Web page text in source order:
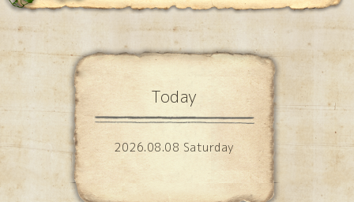
Today
2026.08.08 Saturday